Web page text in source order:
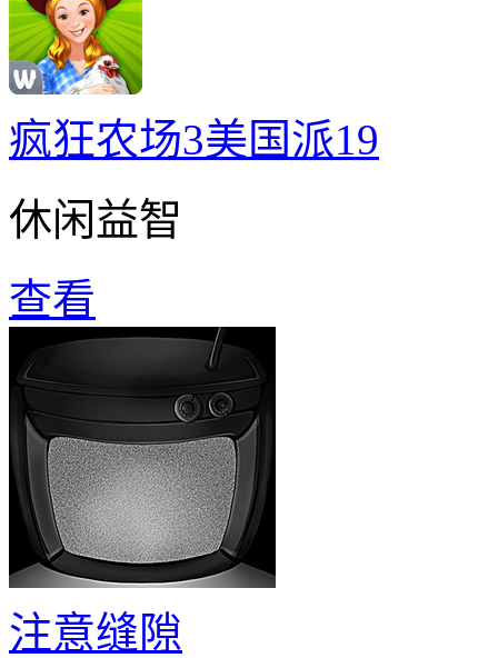
疯狂农场3美国派19
休闲益智
查看
注意缝隙